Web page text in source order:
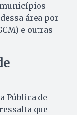
municípios
área por
e outras
Pública de
que